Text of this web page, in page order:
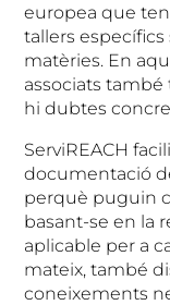
europea que
tallers específics
matèries. En
associats
hi dubtes
ServiREACH
documentació
perquè puguin
basant-se en la
aplicable per a
mateix, també
coneixements